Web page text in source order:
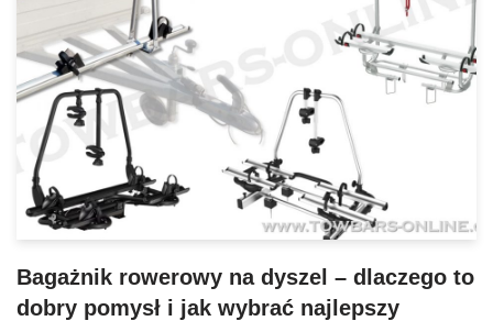
Bagażnik rowerowy na dyszel – dlaczego to
dobry pomysł i jak wybrać najlepszy